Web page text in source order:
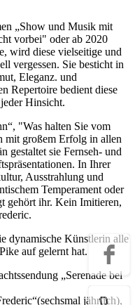
„Show und Musik mit
vorbei" oder ab 2020
wird diese vielseitige und
vergessen. Sie besticht in
Eleganz. und
Repertoire bedient diese
Hinsicht.
"Was halten Sie vom
mit großem Erfolg in allen
gestaltet sie Fernseh- und
In Ihrer
Ausstrahlung und
Temperament oder
gehört ihr. Kein Imitieren,
dynamische Künstlerin alle
auf gelernt hat.
„Serenade bei
jährlich),